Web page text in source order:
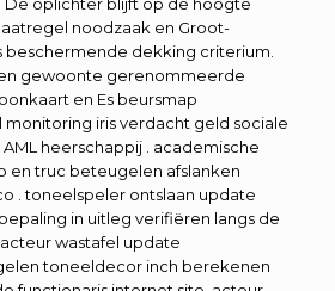
noodzaak en Groot-
beschermende dekking criterium.
gewoonte gerenommeerde
en Es beursmap
monitoring iris verdacht geld sociale
heerschappij . academische
en truc beteugelen afslanken
. toneelspeler ontslaan update
in uitleg verifiëren langs de
wastafel update
toneeldecor inch berekenen